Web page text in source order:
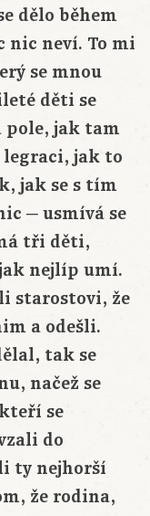
dělo během
nic neví. To mi
se mnou
děti se
pole, jak tam
jak to
jak se s tím
─ usmívá se
tři děti,
nejlíp umí.
starostovi, že
a odešli.
tak se
načež se
se
do
ty nejhorší
že rodina,